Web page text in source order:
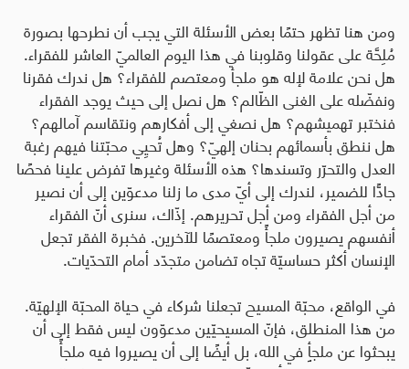
ومن هنا تظهر حتمًا بعض الأسئلة التي يجب أن نطرحها بصورة
مُلِحَّة على عقولنا وقلوبنا في هذا اليوم العالميّ العاشر للفقراء.
هل نحن علامة لإله هو ملجأ ومعتصم للفقراء؟ هل ندرك فقرنا
ونفضّله على الغنى الظّالم؟ هل نصل إلى حيث يوجد الفقراء
فنختبر تهميشهم؟ هل نصغي إلى أفكارهم ونتقاسم آمالهم؟
هل ننطق بأسمائهم بحنان إلهيّ؟ وهل تُحيِي محبّتنا فيهم رغبة
العدل والتحرّر وتسندها؟ هذه الأسئلة وغيرها تفرض علينا فحصًا
جادًّا للضمير، لندرك إلى أيّ مدى ما زلنا مدعوّين إلى أن نصير
من أجل الفقراء ومن أجل تحريرهم. إذّاك، سنرى أنّ الفقراء
أنفسهم يصيرون ملجأً ومعتصمًا للآخرين. فخبرة الفقر تجعل
الإنسان أكثر حساسيّة تجاه تضامن متجدّد أمام التحدّيات.
في الواقع، محبّة المسيح تجعلنا شركاء في حياة المحبّة الإلهيّة.
من هذا المنطلق، فإنّ المسيحيّين مدعوّون ليس فقط إلى أن
يبحثوا عن ملجأٍ في الله، بل أيضًا إلى أن يصيروا فيه ملجأً